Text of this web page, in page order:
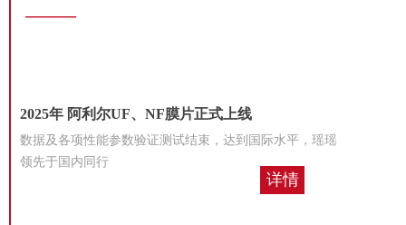
——
详情
2025年 阿利尔UF、NF膜片正式上线
数据及各项性能参数验证测试结束，达到国际水平，瑶瑶
领先于国内同行